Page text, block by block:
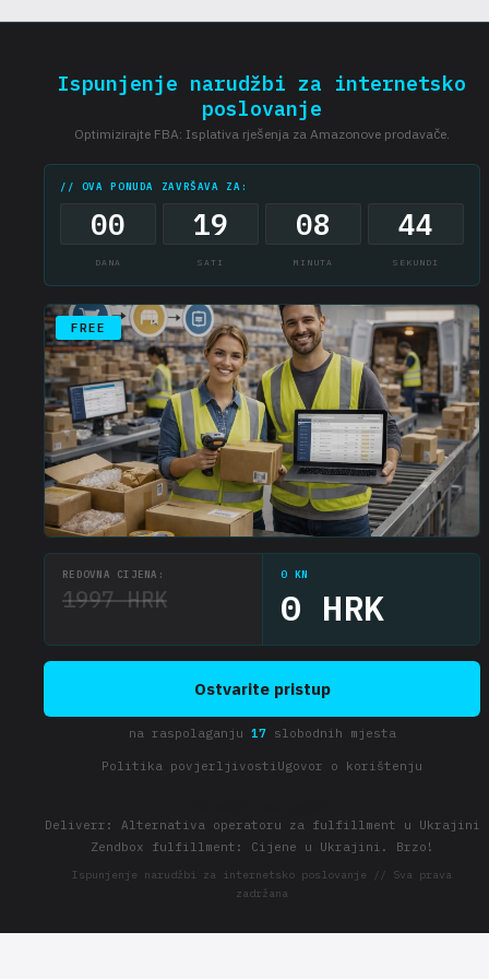
menadžeru za izračun.
Ispunjenje narudžbi za internetsko
poslovanje
Optimizirajte FBA: Isplativa rješenja za Amazonove prodavače.
// OVA PONUDA ZAVRŠAVA ZA:
00
DANA
19
SATI
08
MINUTA
43
SEKUNDI
FREE
REDOVNA CIJENA:
1997 HRK
0 KN
0 HRK
Ostvarite pristup
na raspolaganju 17slobodnih mjesta
Politika povjerljivosti Ugovor o korištenju
Deliverr: Alternativa operatoru za fulfillment u Ukrajini
Zendbox fulfillment: Cijene u Ukrajini. Brzo!
Ispunjenje narudžbi za internetsko poslovanje // Sva prava
zadržana